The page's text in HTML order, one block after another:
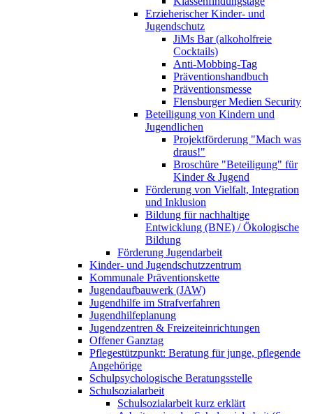
Erzieherischer Kinder- und
Jugendschutz
JiMs Bar (alkoholfreie
Cocktails)
Anti-Mobbing-Tag
Präventionshandbuch
Präventionsmesse
Flensburger Medien Security
Beteiligung von Kindern und
Jugendlichen
Projektförderung "Mach was
draus!"
Broschüre "Beteiligung" für
Kinder & Jugend
Förderung von Vielfalt, Integration
und Inklusion
Bildung für nachhaltige
Entwicklung (BNE) / Ökologische
Bildung
Förderung Jugendarbeit
Kinder- und Jugendschutzzentrum
Kommunale Präventionskette
Jugendaufbauwerk (JAW)
Jugendhilfe im Strafverfahren
Jugendhilfeplanung
Jugendzentren & Freizeiteinrichtungen
Offener Ganztag
Pflegestützpunkt: Beratung für junge, pflegende
Angehörige
Schulpsychologische Beratungsstelle
Schulsozialarbeit
Schulsozialarbeit kurz erklärt